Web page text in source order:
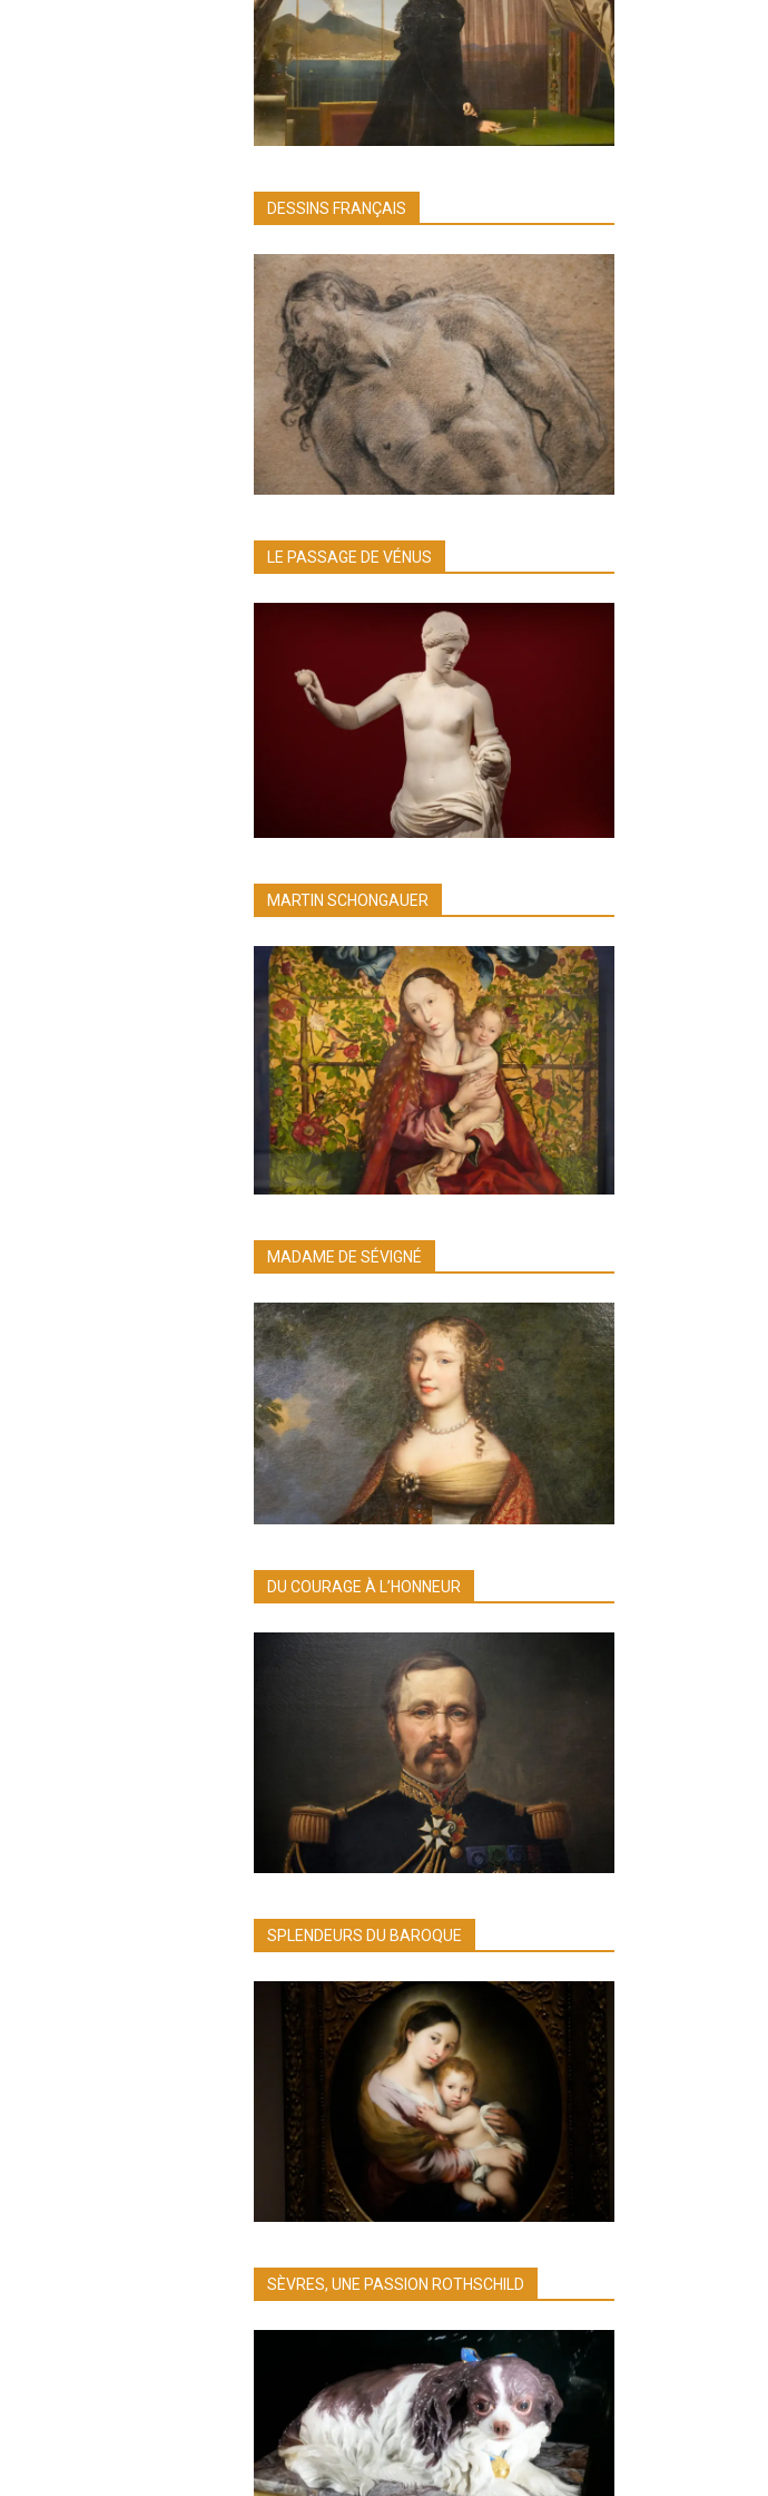
DESSINS FRANÇAIS
LE PASSAGE DE VÉNUS
MARTIN SCHONGAUER
MADAME DE SÉVIGNÉ
DU COURAGE À L’HONNEUR
SPLENDEURS DU BAROQUE
SÈVRES, UNE PASSION ROTHSCHILD